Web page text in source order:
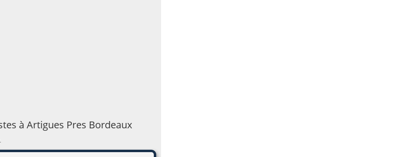
à Artigues Pres Bordeaux